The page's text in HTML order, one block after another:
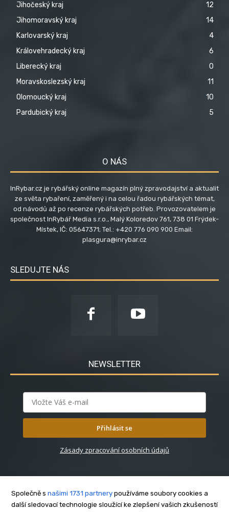
Jihočeský kraj
12
Jihomoravský kraj
14
Karlovarský kraj
4
Královehradecký kraj
6
Liberecký kraj
0
Moravskoslezský kraj
11
Olomoucký kraj
10
Pardubický kraj
5
O NÁS
InRybar.cz je rybářský online magazín plný zpravodajství a aktualit
ze světa rybaření, zaměřený i na celou řadou rybářských témat,
od návodů až po recenze rybářských potřeb. Provozovatelem je
společnost InRybář Media s.r.o., Malý Koloredov 761, 738 01 Frýdek-
Místek, IČ: 05647371; Tel.: +420 776 090 900 Email:
plasgura@inrybar.cz
SLEDUJTE NÁS
NEWSLETTER
Přihlásit se
Zásady zpracování osobních údajů
Společně s našimi 1731 partnery používáme soubory cookies a
další sledovací technologie sloužící ke zlepšení vašich zkušeností